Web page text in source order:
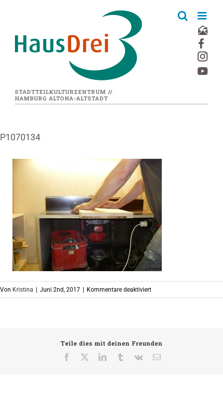
STADTTEILKULTURZENTRUM //
HAMBURG ALTONA-ALTSTADT
P1070134
Von Kristina Juni 2nd, 2017 Kommentare deaktiviertfür
P1070134
Teile dies mit deinen Freunden
Facebook
LinkedInTumblrVk
E-